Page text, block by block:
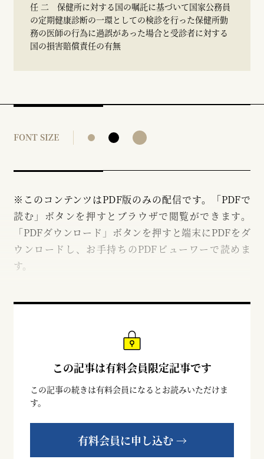
任 二 保健所に対する国の嘱託に基づいて国家公務員
の定期健康診断の一環としての検診を行った保健所勤
務の医師の行為に過誤があった場合と受診者に対する
国の損害賠償責任の有無
FONT SIZE
※このコンテンツはPDF版のみの配信です。「PDFで
読む」ボタンを押すとブラウザで閲覧ができます。
「PDFダウンロード」ボタンを押すと端末にPDFをダ
ウンロードし、お手持ちのPDFビューワーで読めま
す。
この記事は有料会員限定記事です
この記事の続きは有料会員になるとお読みいただけま
す。
有料会員に申し込む →